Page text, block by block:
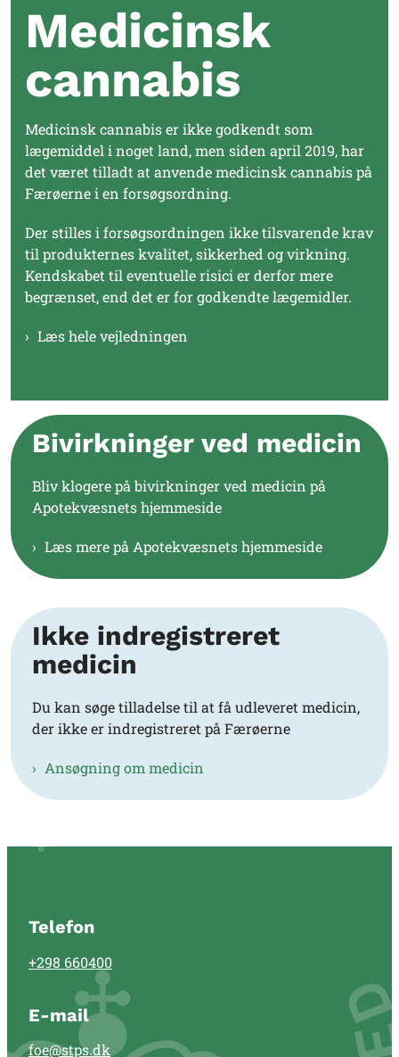
Medicinsk
cannabis
Medicinsk cannabis er ikke godkendt som
lægemiddel i noget land, men siden april 2019, har
det været tilladt at anvende medicinsk cannabis på
Færøerne i en forsøgsordning.
Der stilles i forsøgsordningen ikke tilsvarende krav
til produkternes kvalitet, sikkerhed og virkning.
Kendskabet til eventuelle risici er derfor mere
begrænset, end det er for godkendte lægemidler.
Læs hele vejledningen
Bivirkninger ved medicin
Bliv klogere på bivirkninger ved medicin på
Apotekvæsnets hjemmeside
Læs mere på Apotekvæsnets hjemmeside
Ikke indregistreret
medicin
Du kan søge tilladelse til at få udleveret medicin,
der ikke er indregistreret på Færøerne
Ansøgning om medicin
Telefon
+298 660400
E-mail
foe@stps.dk